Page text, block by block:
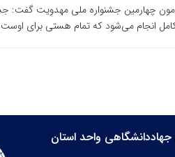
چهارمین جشنواره ملی مهدویت گفت:
انجام می‌شود که تمام هستی برای
واحد استان